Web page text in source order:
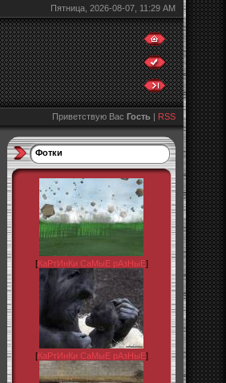
Пятница, 2026-08-07, 11:29 AM
Приветствую Вас Гость | RSS
Фотки
[КаРтИнКи СаМыЕ рАзНыЕ]
[КаРтИнКи СаМыЕ рАзНыЕ]